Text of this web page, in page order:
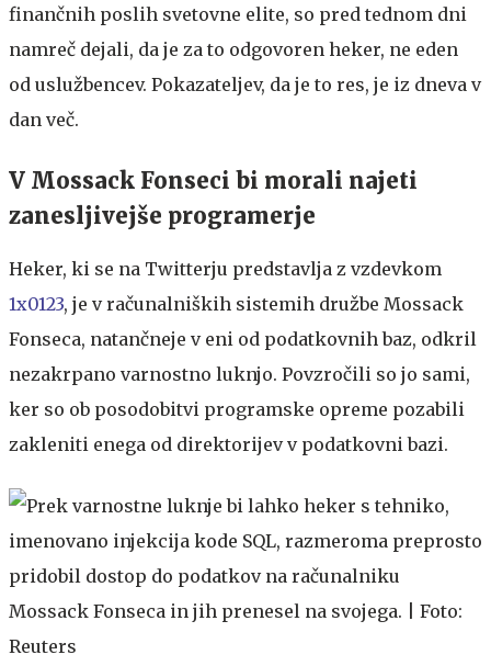
finančnih poslih svetovne elite, so pred tednom dni
namreč dejali, da je za to odgovoren heker, ne eden
od uslužbencev. Pokazateljev, da je to res, je iz dneva v
dan več.
V Mossack Fonseci bi morali najeti
zanesljivejše programerje
Heker, ki se na Twitterju predstavlja z vzdevkom
1x0123, je v računalniških sistemih družbe Mossack
Fonseca, natančneje v eni od podatkovnih baz, odkril
nezakrpano varnostno luknjo. Povzročili so jo sami,
ker so ob posodobitvi programske opreme pozabili
zakleniti enega od direktorijev v podatkovni bazi.